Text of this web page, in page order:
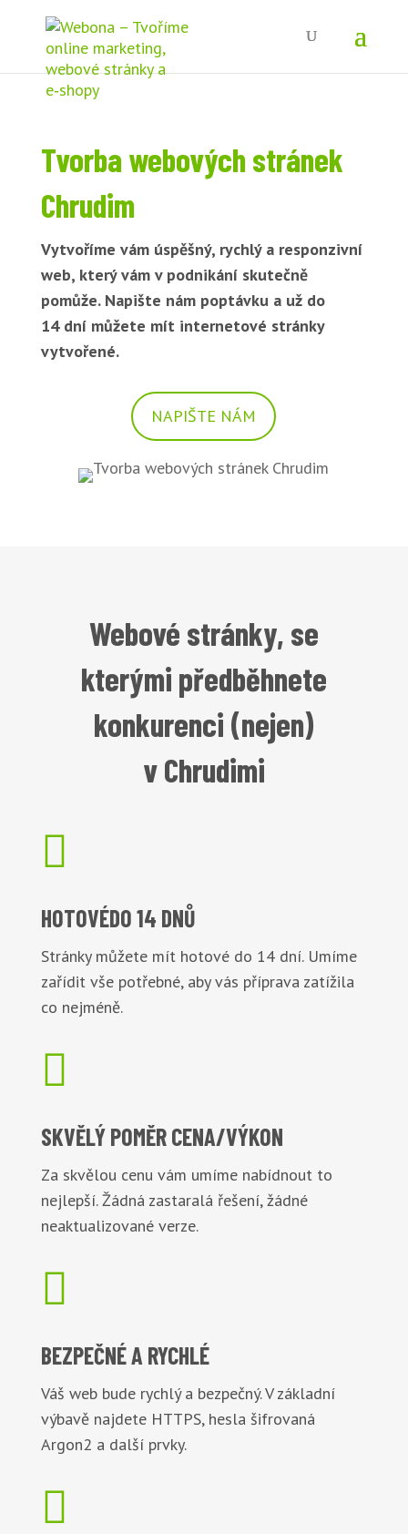
Tvorba webových stránek
Chrudim
Vytvoříme vám úspěšný, rychlý a responzivní
web, který vám v podnikání skutečně
pomůže. Napište nám poptávku a už do
14 dní můžete mít internetové stránky
vytvořené.
NAPIŠTE NÁM
Webové stránky, se
kterými předběhnete
konkurenci (nejen)
v Chrudimi

HOTOVÉDO 14 DNŮ
Stránky můžete mít hotové do 14 dní. Umíme
zařídit vše potřebné, aby vás příprava zatížila
co nejméně.

SKVĚLÝ POMĚRCENA/VÝKON
Za skvělou cenu vám umíme nabídnout to
nejlepší. Žádná zastaralá řešení, žádné
neaktualizované verze.

BEZPEČNÉA RYCHLÉ
Váš web bude rychlý a bezpečný. V základní
výbavě najdete HTTPS, hesla šifrovaná
Argon2 a další prvky.
